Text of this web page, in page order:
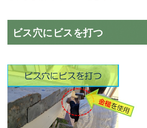
ビス穴にビスを打つ